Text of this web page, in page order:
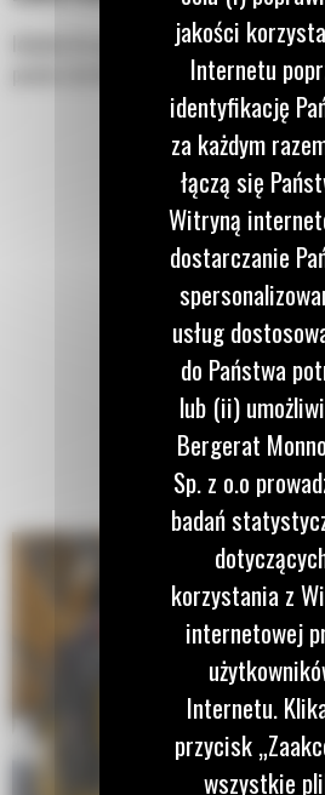
Idealne do sprzątania parkingów,
pasów startowych, ulic, podjazdów i alei.
jakości
Internetu
identyfikację
za każdym
łączą się
Witryną
dostarczanie
usług
do Państwa
lub (ii)
Bergerat
Sp. z o.o
badań
korzystania z
internetowej
Internetu.
przycisk
wszystkie